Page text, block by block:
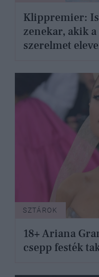
Klippremier:
zenekar, akik
szerelmet
SZTÁROK
18+ Ariana
csepp festék